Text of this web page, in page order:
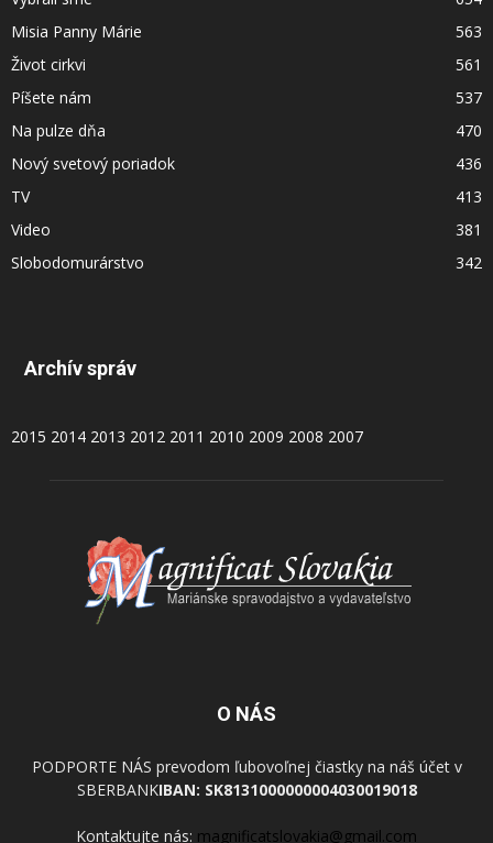
Misia Panny Márie
563
Život cirkvi
561
Píšete nám
537
Na pulze dňa
470
Nový svetový poriadok
436
TV
413
Video
381
Slobodomurárstvo
342
Archív správ
2015 2014 2013 2012 2011 2010 2009 2008 2007
O NÁS
PODPORTE NÁS prevodom ľubovoľnej čiastky na náš účet v
SBERBANKIBAN: SK8131000000004030019018
Kontaktujte nás: magnificatslovakia@gmail.com